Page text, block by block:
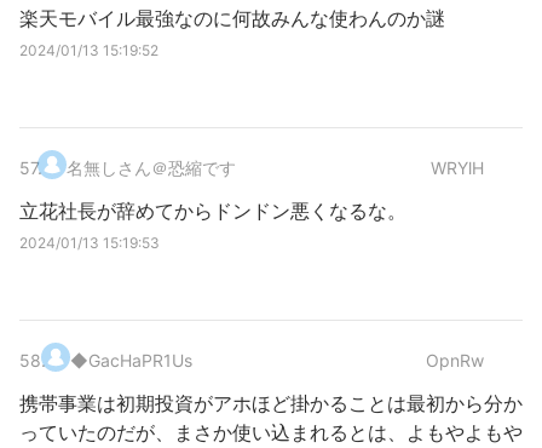
楽天モバイル最強なのに何故みんな使わんのか謎
2024/01/13 15:19:52
57. 名無しさん＠恐縮です WRYlH
立花社長が辞めてからドンドン悪くなるな。
2024/01/13 15:19:53
58. ◆GacHaPR1Us OpnRw
携帯事業は初期投資がアホほど掛かることは最初から分か
っていたのだが、まさか使い込まれるとは、よもやよもや